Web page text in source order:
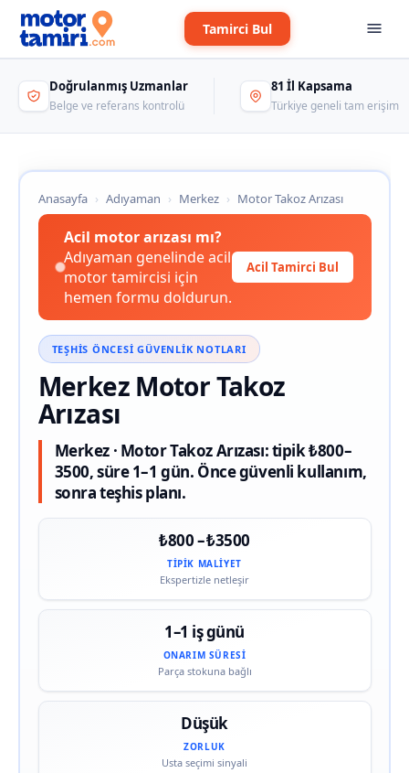
Tamirci Bul
Doğrulanmış Uzmanlar
Belge ve referans kontrolü
81 İl Kapsama
Türkiye geneli tam erişim
Anasayfa › Adıyaman › Merkez › Motor Takoz Arızası
Acil motor arızası mı?
Adıyaman genelinde acil
motor tamircisi için
hemen formu doldurun.
Acil Tamirci Bul
TEŞHIS ÖNCESI GÜVENLIK NOTLARI
Merkez Motor Takoz
Arızası
Merkez · Motor Takoz Arızası: tipik ₺800–
3500, süre 1–1 gün. Önce güvenli kullanım,
sonra teşhis planı.
₺800 – ₺3500
TIPIK MALIYET
Ekspertizle netleşir
1–1 iş günü
ONARIM SÜRESI
Parça stokuna bağlı
Düşük
ZORLUK
Usta seçimi sinyali